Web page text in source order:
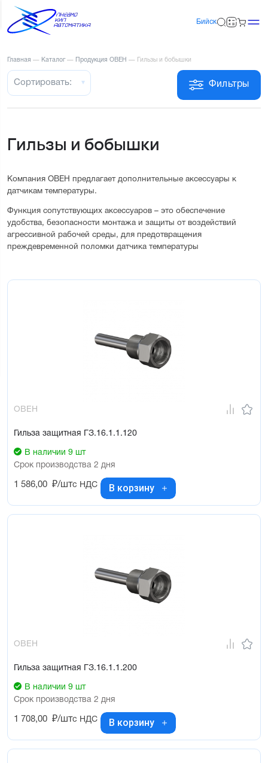
Бийск
Главная — Каталог — Продукция ОВЕН — Гильзы и бобышки
Фильтры
Сортировать:
Гильзы и бобышки
Компания ОВЕН предлагает дополнительные аксессуары к
датчикам температуры.
Функция сопутствующих аксессуаров – это обеспечение
удобства, безопасности монтажа и защиты от воздействий
агрессивной рабочей среды, для предотвращения
преждевременной поломки датчика температуры
ОВЕН
Гильза защитная ГЗ.16.1.1.120
В наличии 9 шт
Срок производства 2 дня
1 586,00 ₽/штс НДС В корзину
ОВЕН
Гильза защитная ГЗ.16.1.1.200
В наличии 9 шт
Срок производства 2 дня
1 708,00 ₽/штс НДС В корзину